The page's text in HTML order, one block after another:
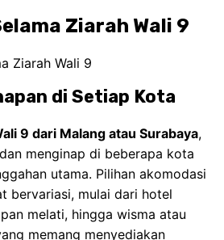
Ziarah Wali 9
di Setiap Kota
9 dari Malang atau Surabaya,
menginap di beberapa kota
utama. Pilihan akomodasi
bervariasi, mulai dari hotel
melati, hingga wisma atau
memang menyediakan